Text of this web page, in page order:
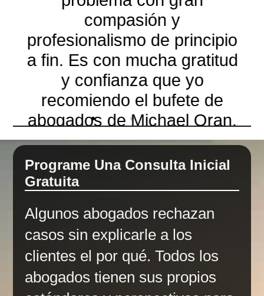
compasión y
profesionalismo de principio
a fin. Es con mucha gratitud
y confianza que yo
recomiendo el bufete de
abogados de Michael Oran.
Programe Una Consulta Inicial
Gratuita
Algunos abogados rechazan
casos sin explicarle a los
clientes el por qué. Todos los
abogados tienen sus propios